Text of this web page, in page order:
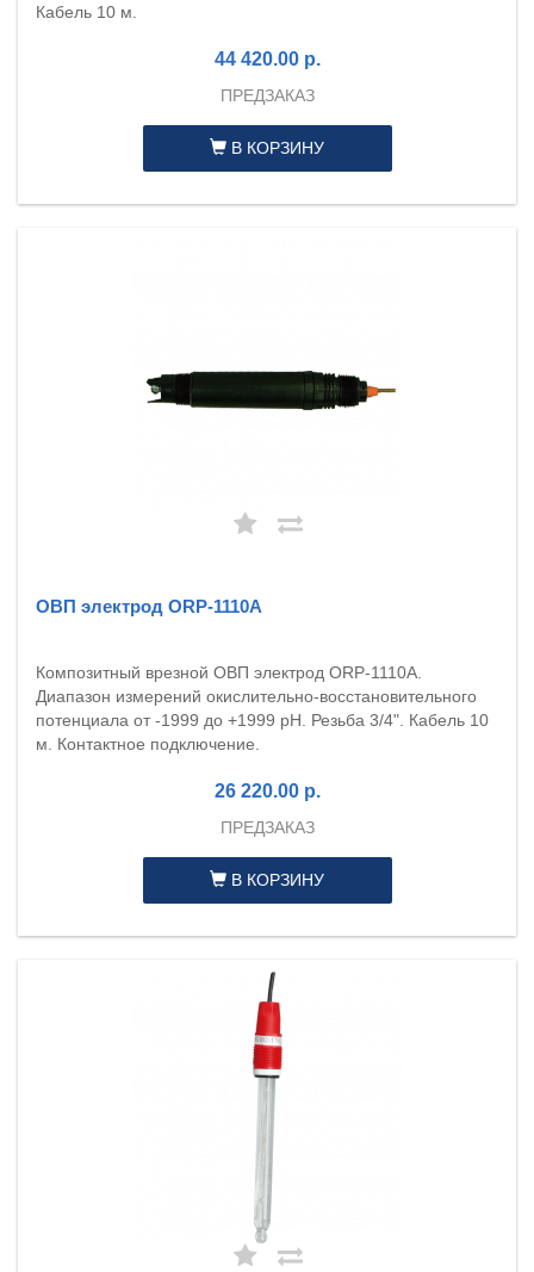
Кабель 10 м.
44 420.00 р.
ПРЕДЗАКАЗ
В КОРЗИНУ
ОВП электрод ORP-1110A
Композитный врезной ОВП электрод ORP-1110A.
Диапазон измерений окислительно-восстановительного
потенциала от -1999 до +1999 pH. Резьба 3/4". Кабель 10
м. Контактное подключение.
26 220.00 р.
ПРЕДЗАКАЗ
В КОРЗИНУ